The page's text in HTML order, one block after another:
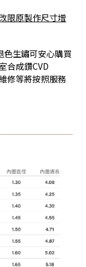
限原製作尺寸增
生鏽可安心購買
合成鑽CVD
修等將按照服務